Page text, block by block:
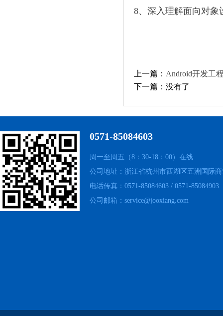
8、深入理解面向对象
上一篇： Android开发工
下一篇：没有了
0571-85084603
周一至周五（8：30-18：00）在线
公司地址：浙江省杭州市西湖区五洲国际
电话传真：0571-85084603 / 0571-85084903
公司邮箱：service@jooxiang.com